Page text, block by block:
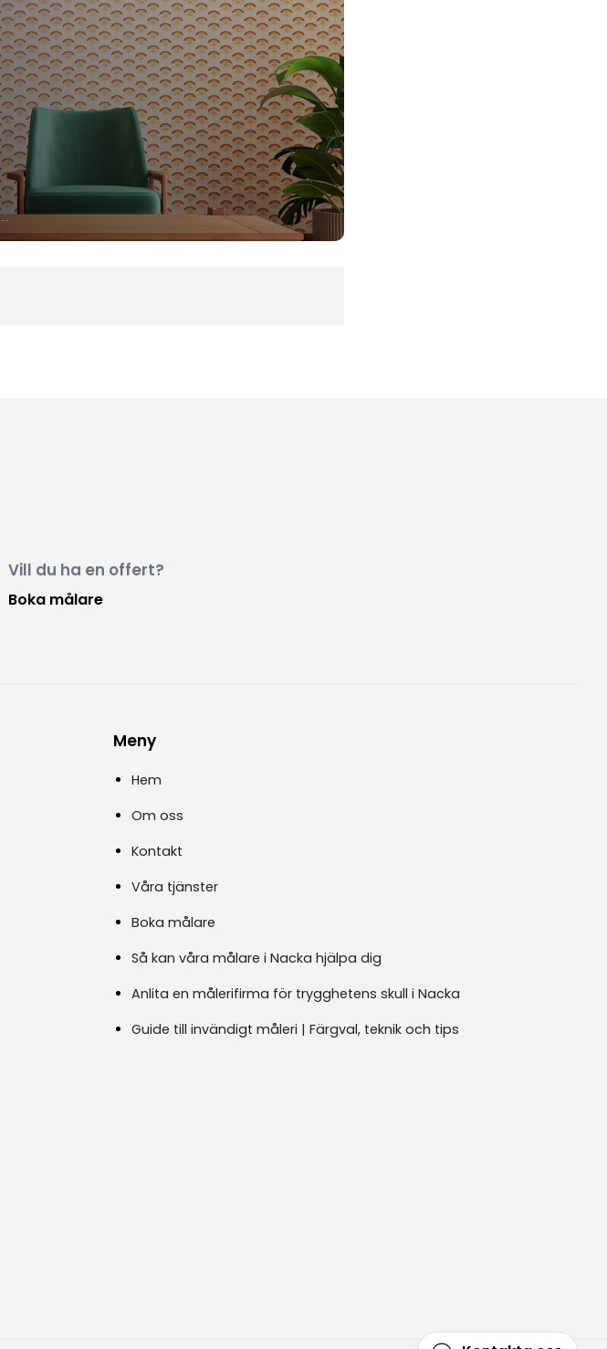
Ge dina väggar nytt liv med professionell tapetsering i Nacka. Vi hjälper dig med allt från val av tapeter till perfekt applicering – alltid med noggrannhet och känsla för detaljer. Kontakta oss för kostnadsfri offert och rådgivning.
Vill du ha en offert?
Boka målare
Meny
Hem
Om oss
Kontakt
Våra tjänster
Boka målare
Så kan våra målare i Nacka hjälpa dig
Anlita en målerifirma för trygghetens skull i Nacka
Guide till invändigt måleri | Färgval, teknik och tips